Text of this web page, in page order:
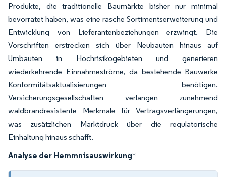
Produkte, die traditionelle Baumärkte bisher nur minimal
bevorratet haben, was eine rasche Sortimentserweiterung und
Entwicklung von Lieferantenbeziehungen erzwingt. Die
Vorschriften erstrecken sich über Neubauten hinaus auf
Umbauten in Hochrisikogebieten und generieren
wiederkehrende Einnahmeströme, da bestehende Bauwerke
Konformitätsaktualisierungen benötigen.
Versicherungsgesellschaften verlangen zunehmend
waldbrandresistente Merkmale für Vertragsverlängerungen,
was zusätzlichen Marktdruck über die regulatorische
Einhaltung hinaus schafft.
Analyse der Hemmnisauswirkung*